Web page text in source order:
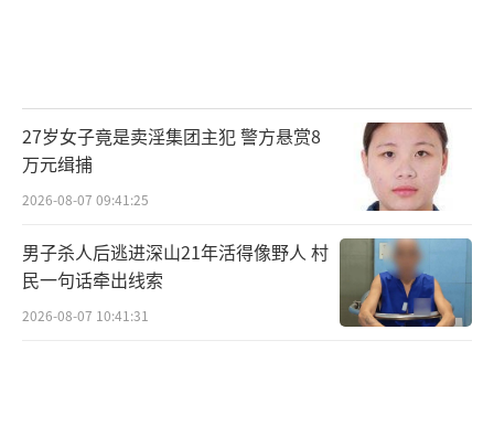
老工作的开展，在钟铁华看来，“乡村助老
员”项目的内核是“两个激活”。首先是激活
助老员的主体性、激活受助老人和自组织的主
体性。在激活助老员方面，项目从选人、动机
激活、养老及社会工作等专业培训到持续赋
能，是系统化的支持，平等尊重、价值实现等
27岁女子竟是卖淫集团主犯 警方悬赏8
万元缉捕
2026-08-07 09:41:25
男子杀人后逃进深山21年活得像野人 村
民一句话牵出线索
2026-08-07 10:41:31